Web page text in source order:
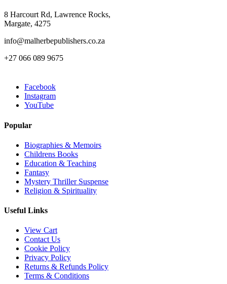
8 Harcourt Rd, Lawrence Rocks,
Margate, 4275
info@malherbepublishers.co.za
+27 066 089 9675
Facebook
Instagram
YouTube
Popular
Biographies & Memoirs
Childrens Books
Education & Teaching
Fantasy
Mystery Thriller Suspense
Religion & Spirituality
Useful Links
View Cart
Contact Us
Cookie Policy
Privacy Policy
Returns & Refunds Policy
Terms & Conditions